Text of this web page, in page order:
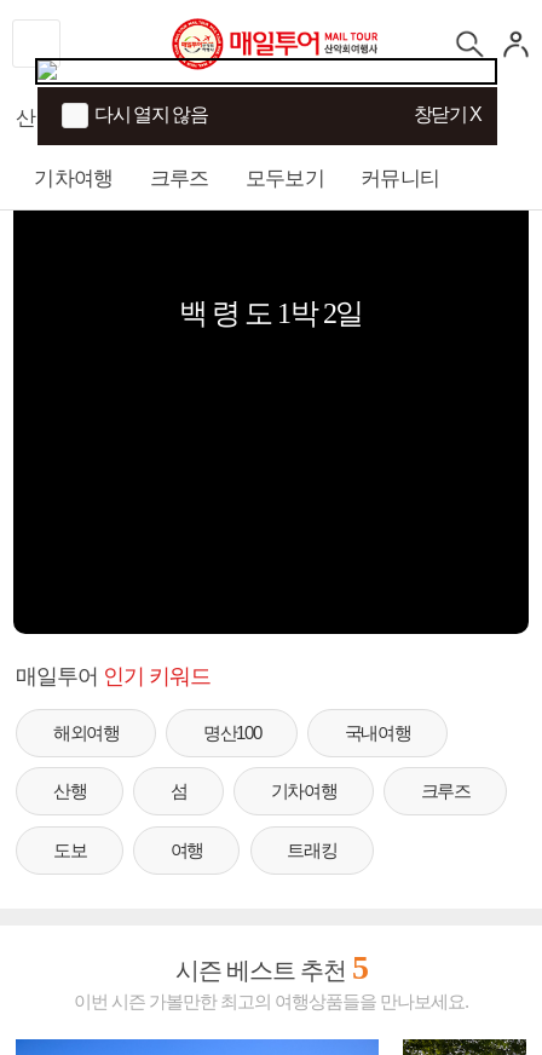
산행 섬/트래킹
기차여행 크루즈 모두보기 커뮤니티
백 령 도 1박 2일
매일투어 인기 키워드
해외여행 명산100 국내여행
산행 섬 기차여행 크루즈
도보 여행 트래킹
시즌 베스트 추천 5
이번 시즌 가볼만한 최고의 여행상품들을 만나보세요.
다시 열지 않음 창닫기 X